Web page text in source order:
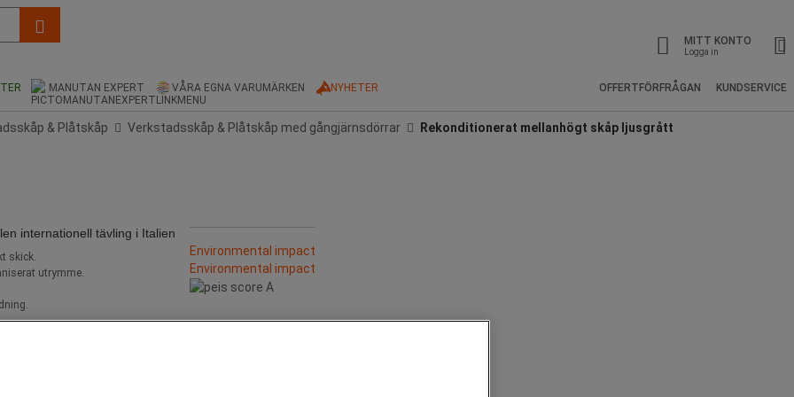
MITT KONTO
Logga in
MANUTAN EXPERT VÅRA EGNA VARUMÄRKEN NYHETER OFFERTFÖRFRÅGAN KUNDSERVICE
& Plåtskåp Verkstadsskåp & Plåtskåp med gångjärnsdörrar Rekonditionerat mellanhögt skåp ljusgrått
internationell tävling i Italien
skick.
utrymme.
Environmental impact
Environmental impact